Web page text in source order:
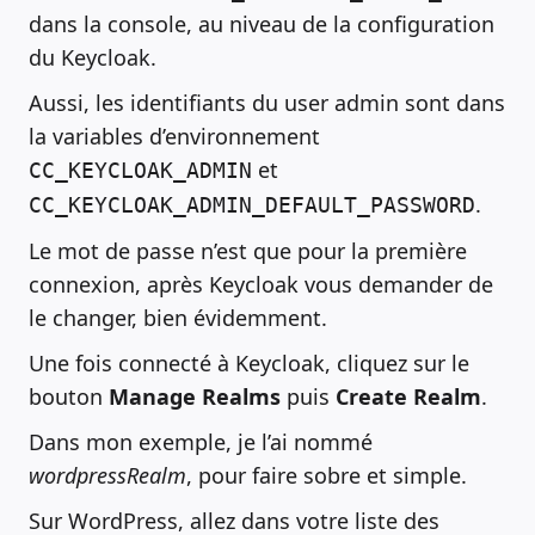
dans la console, au niveau de la configuration
du Keycloak.
Aussi, les identifiants du user admin sont dans
la variables d’environnement
CC_KEYCLOAK_ADMIN et
CC_KEYCLOAK_ADMIN_DEFAULT_PASSWORD.
Le mot de passe n’est que pour la première
connexion, après Keycloak vous demander de
le changer, bien évidemment.
Une fois connecté à Keycloak, cliquez sur le
bouton Manage Realms puis Create Realm.
Dans mon exemple, je l’ai nommé
wordpressRealm, pour faire sobre et simple.
Sur WordPress, allez dans votre liste des